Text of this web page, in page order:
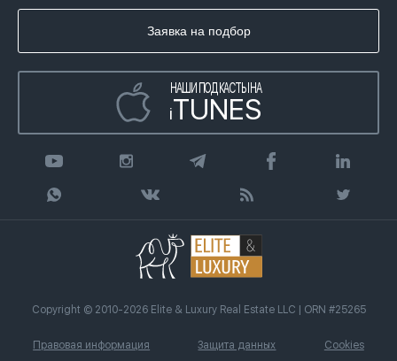
Инфографика
Агентство недвижимостиЗаявка на подбор
НАШИ ПОДКАСТЫ НА
iTUNES
Copyright © 2010-2026 Elite & Luxury Real Estate LLC | ORN #25265
Правовая информация Защита данных Cookies